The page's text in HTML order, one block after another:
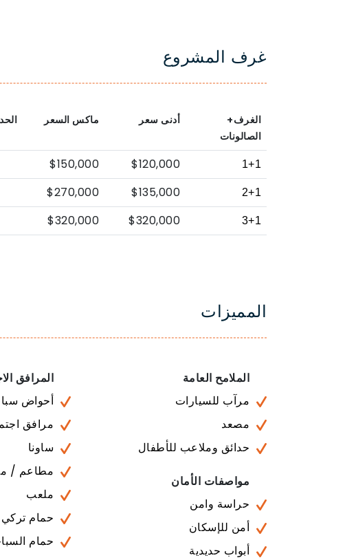
غرف المشروع
الغرف+
الصالونات
أدنى سعر ماكس السعر
1+1
$120,000
$150,000
2+1
$135,000
$270,000
3+1
$320,000
$320,000
المميزات
الملامح العامة
مرآب للسيارات
مصعد
حدائق وملاعب للأطفال
مواصفات الأمان
حراسة وامن
أمن للإسكان
أبواب حديدية
المرافق
أحواض
مرافق
ساونا
مطاعم /
ملعب
حمام تركي
حمام